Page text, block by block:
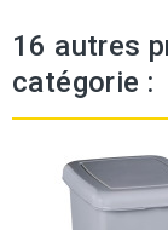
16 autres
catégorie :